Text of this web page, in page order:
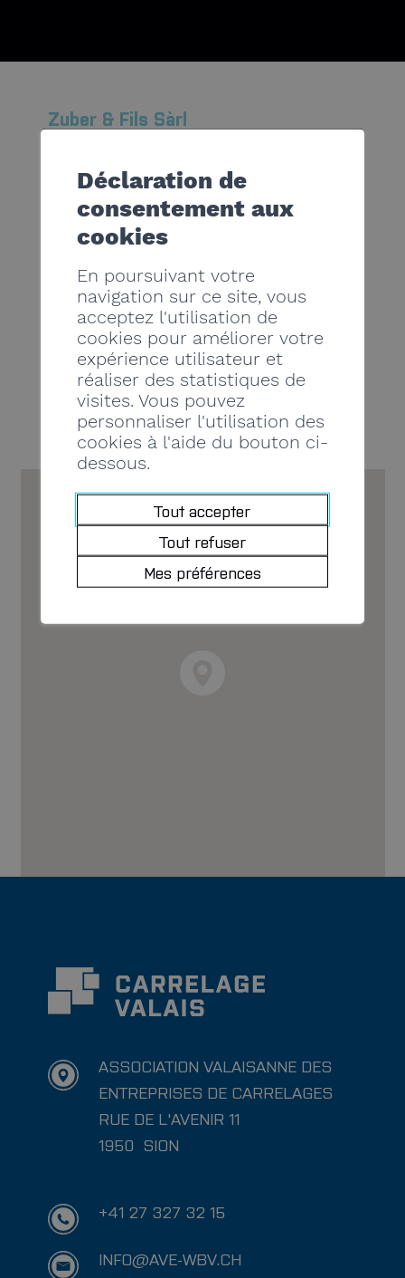
Zuber & Fils Sàrl
3960 Sierre
078 772 91 50
info@zubercarrelage.ch
www.zubercarrelage.ch
ASSOCIATION VALAISANNE DES
ENTREPRISES DE CARRELAGES
RUE DE L'AVENIR 11
1950 SION
+41 27 327 32 15
INFO@AVE-WBV.CH
Déclaration de
consentement aux
cookies
En poursuivant votre
navigation sur ce site, vous
acceptez l'utilisation de
cookies pour améliorer votre
expérience utilisateur et
réaliser des statistiques de
visites. Vous pouvez
personnaliser l'utilisation des
cookies à l'aide du bouton ci-
dessous.
Tout accepter
Tout refuser
Mes préférences